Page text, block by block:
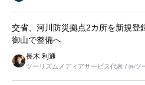
交省、河川防災拠点2カ所を新規
御山で整備へ
長木 利通
ツーリズムメディアサービス代表 / ㈱ツ